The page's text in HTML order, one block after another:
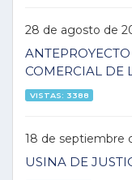
28 de agosto de
COMERCIAL DE
VISTAS: 3388
18 de septiembre
USINA DE